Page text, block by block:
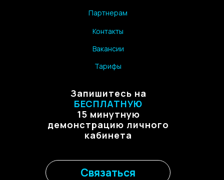
Партнерам
Контакты
Запишитесь на
БЕСПЛАТНУЮ
15 минутную
демонстрацию личного
кабинета
Связаться
Вакансии
Тарифы